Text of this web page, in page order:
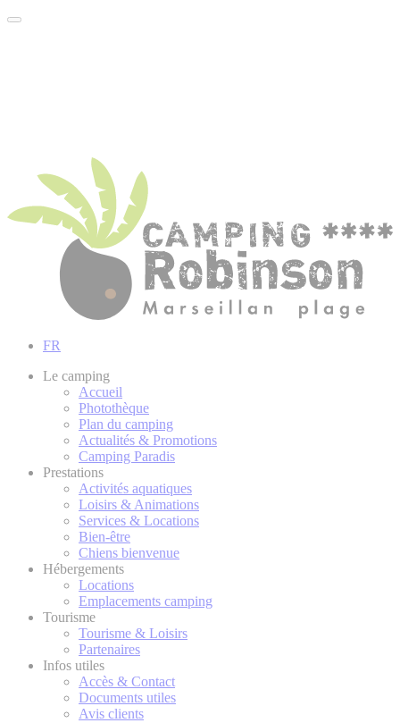
FR
Le camping
Accueil
Photothèque
Plan du camping
Actualités & Promotions
Camping Paradis
Prestations
Activités aquatiques
Loisirs & Animations
Services & Locations
Bien-être
Chiens bienvenue
Hébergements
Locations
Emplacements camping
Tourisme
Tourisme & Loisirs
Partenaires
Infos utiles
Accès & Contact
Documents utiles
Avis clients